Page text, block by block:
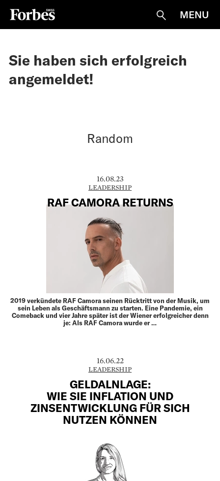
Suche
MENU
Sie haben sich erfolgreich
angemeldet!
Random
16.08.23
LEADERSHIP
RAF CAMORA RETURNS
2019 verkündete RAF Camora seinen Rücktritt von der Musik, um
sein Leben als Geschäftsmann zu starten. Eine Pandemie, ein
Comeback und vier Jahre später ist der Wiener erfolgreicher denn
je: Als RAF Camora wurde er …
16.06.22
LEADERSHIP
GELDALNLAGE:
WIE SIE INFLATION UND
ZINSENTWICKLUNG FÜR SICH
NUTZEN KÖNNEN